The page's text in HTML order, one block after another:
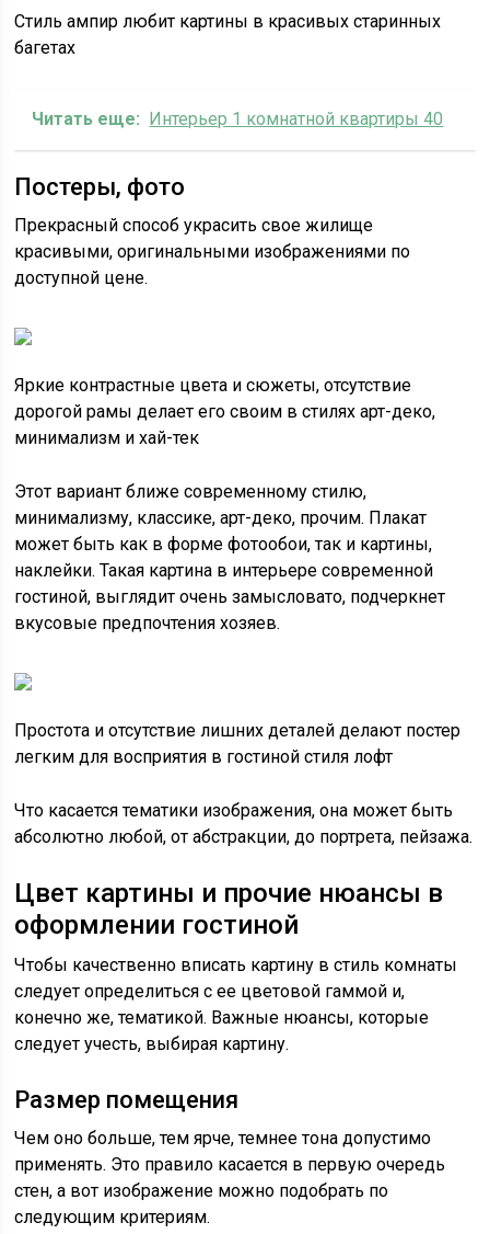
Стиль ампир любит картины в красивых старинных
багетах
Читать еще: Интерьер 1 комнатной квартиры 40
Постеры, фото
Прекрасный способ украсить свое жилище
красивыми, оригинальными изображениями по
доступной цене.
Яркие контрастные цвета и сюжеты, отсутствие
дорогой рамы делает его своим в стилях арт-деко,
минимализм и хай-тек
Этот вариант ближе современному стилю,
минимализму, классике, арт-деко, прочим. Плакат
может быть как в форме фотообои, так и картины,
наклейки. Такая картина в интерьере современной
гостиной, выглядит очень замысловато, подчеркнет
вкусовые предпочтения хозяев.
Простота и отсутствие лишних деталей делают постер
легким для восприятия в гостиной стиля лофт
Что касается тематики изображения, она может быть
абсолютно любой, от абстракции, до портрета, пейзажа.
Цвет картины и прочие нюансы в
оформлении гостиной
Чтобы качественно вписать картину в стиль комнаты
следует определиться с ее цветовой гаммой и,
конечно же, тематикой. Важные нюансы, которые
следует учесть, выбирая картину.
Размер помещения
Чем оно больше, тем ярче, темнее тона допустимо
применять. Это правило касается в первую очередь
стен, а вот изображение можно подобрать по
следующим критериям.